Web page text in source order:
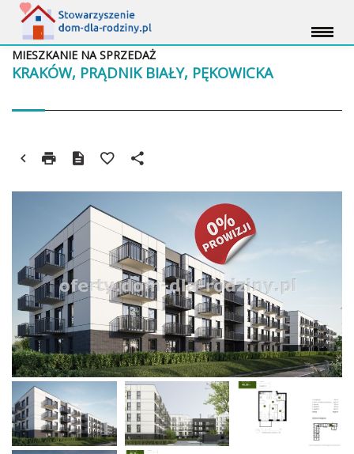
KRAKÓW, PRĄDNIK BIAŁY, PĘKOWICKA
MIESZKANIE NA SPRZEDAŻ